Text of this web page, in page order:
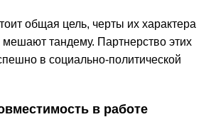
общая цель, черты их характера
тандему. Партнерство этих
в социально-политической
в работе